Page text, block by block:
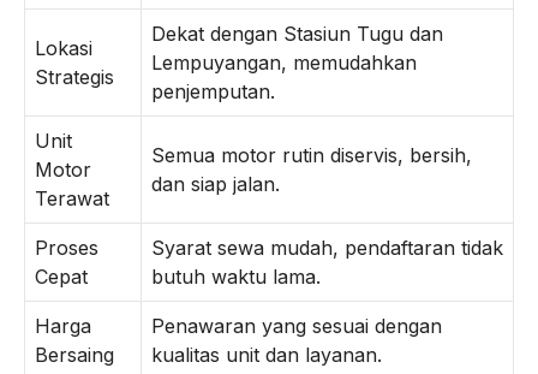
Lokasi
Strategis
Dekat dengan Stasiun Tugu dan
Lempuyangan, memudahkan
penjemputan.
Unit
Motor
Terawat
Semua motor rutin diservis, bersih,
dan siap jalan.
Proses
Cepat
Syarat sewa mudah, pendaftaran tidak
butuh waktu lama.
Harga
Bersaing
Penawaran yang sesuai dengan
kualitas unit dan layanan.